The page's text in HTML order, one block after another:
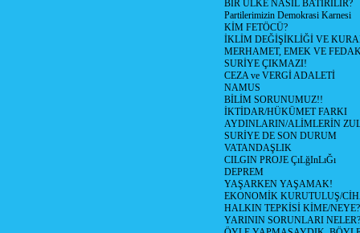
BİR ÜLKE NASIL BATIRILIR?
Partilerimizin Demokrasi Karnesi
KİM FETÖCÜ?
İKLİM DEĞİŞİKLİĞİ VE
MERHAMET, EMEK VE
SURİYE ÇIKMAZI!
CEZA ve VERGİ ADALETİ
NAMUS
BİLİM SORUNUMUZ!!
İKTİDAR/HÜKÜMET FARKI
AYDINLARIN/ALİMLERİN
SURİYE DE SON DURUM
VATANDAŞLIK
CILGIN PROJE ÇıLğInLıĞı
DEPREM
YAŞARKEN YAŞAMAK!
EKONOMİK KURUTULUŞ/
HALKIN TEPKİSİ KİME/NEYE?
YARININ SORUNLARI NELER?